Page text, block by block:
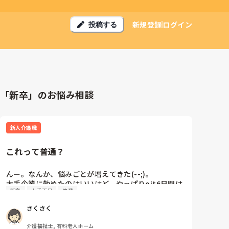
投稿する 新規登録ログイン
「新卒」のお悩み相談
新人介護職
これって普通？
んー。なんか、悩みごとが増えてきた(--;)。
大手企業に勤めたのはいいけど...やっぱりojt6日間は
短いよなぁ(--;)。
う感じだけど…。
新卒の子もojt6日間ってかわいそうすぎないか？？。
新卒 人手不足 先輩
さくさく
介護福祉士, 有料老人ホーム